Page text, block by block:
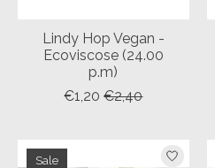
Lindy Hop Vegan -
Ecoviscose (24.00
p.m)
€1,20 €2,40
Sale